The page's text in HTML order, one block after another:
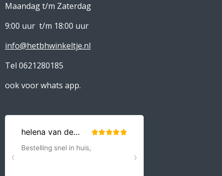
Maandag t/m Zaterdag
9:00 uur t/m 18:00 uur
info@hetbhwinkeltje.nl
Tel 0621280185
ook voor whats app.